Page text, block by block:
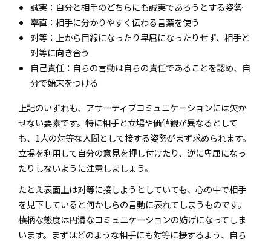
誠実：自分と相手のどちらにも誠実であろうとする姿勢
率直：相手に分かりやすく伝わる言葉を使う
対等：上から目線になったり卑屈になったりせず、相手と
対等に向き合う
自己責任：自らの言動は自らの責任であることを認め、自
分で始末をつける
上記のいずれも、アサーティブコミュニケーションには欠か
せない要素です。特に相手と立場や価値観が異なるとして
も、1人の対等な人間として接する姿勢がまず求められます。
立場を利用して自分の意見を押し付けたり、逆に卑屈になっ
たりしないように注意しましょう。
たとえ表面上は対等に接しようとしていても、心の中で相手
を見下していると何かしらの言動に表れてしまうものです。
横柄な態度は円滑なコミュニケーションの妨げになってしま
います。まずはどのような相手にも対等に接するよう、自ら